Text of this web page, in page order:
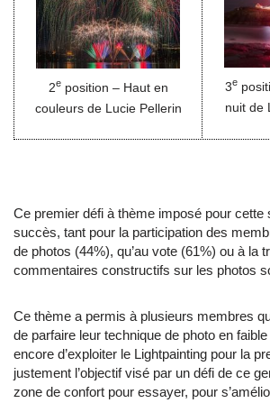
2eposition – Haut en
couleurs de Lucie Pellerin
3e
nuit de
Ce premier défi à thème imposé pour cette
succès, tant pour la participation des
de photos (44%), qu’au vote (61%) ou à la
commentaires constructifs sur les photos
Ce thème a permis à plusieurs membres
de parfaire leur technique de photo en
encore d’exploiter le Lightpainting pour la
justement l’objectif visé par un défi de ce
zone de confort pour essayer, pour